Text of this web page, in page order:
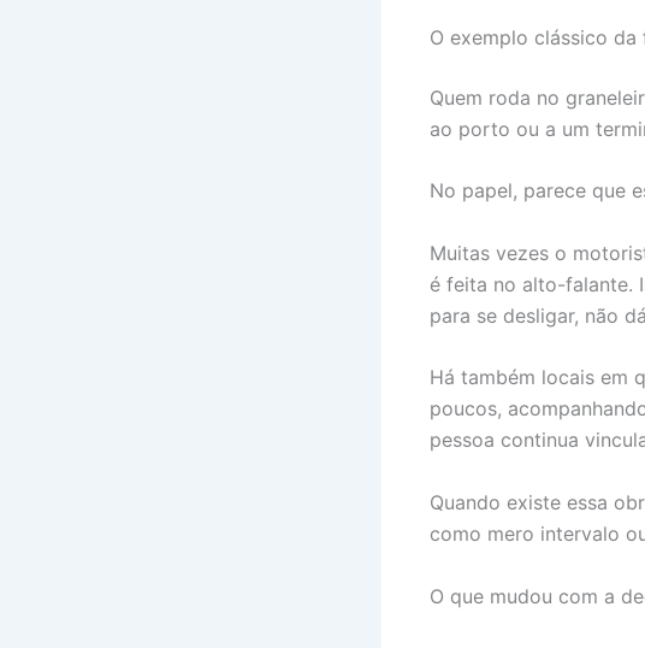
O exemplo clássico
Quem roda no
ao porto ou a um
No papel, parece que
Muitas vezes o
é feita no alto-falante.
para se desligar, não
Há também locais em
poucos,
pessoa continua
Quando existe essa
como mero intervalo
O que mudou com a